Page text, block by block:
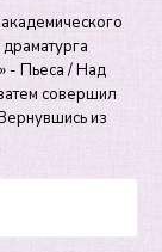
- Пьеса / Над
совершил
из